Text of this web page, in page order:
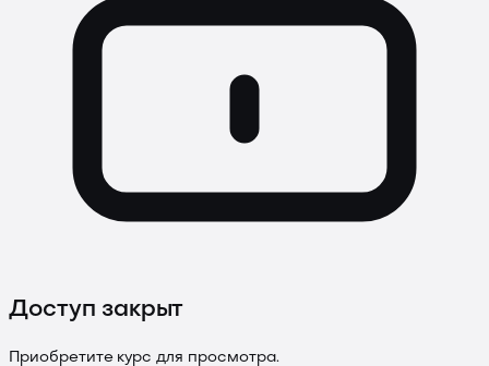
Доступ закрыт
Приобретите курс для просмотра.